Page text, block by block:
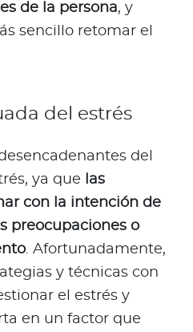
de la persona, y
sencillo retomar el
del estrés
del
ya que
las
con la intención de
preocupaciones o
. Afortunadamente,
y técnicas con
el estrés y
en un factor que